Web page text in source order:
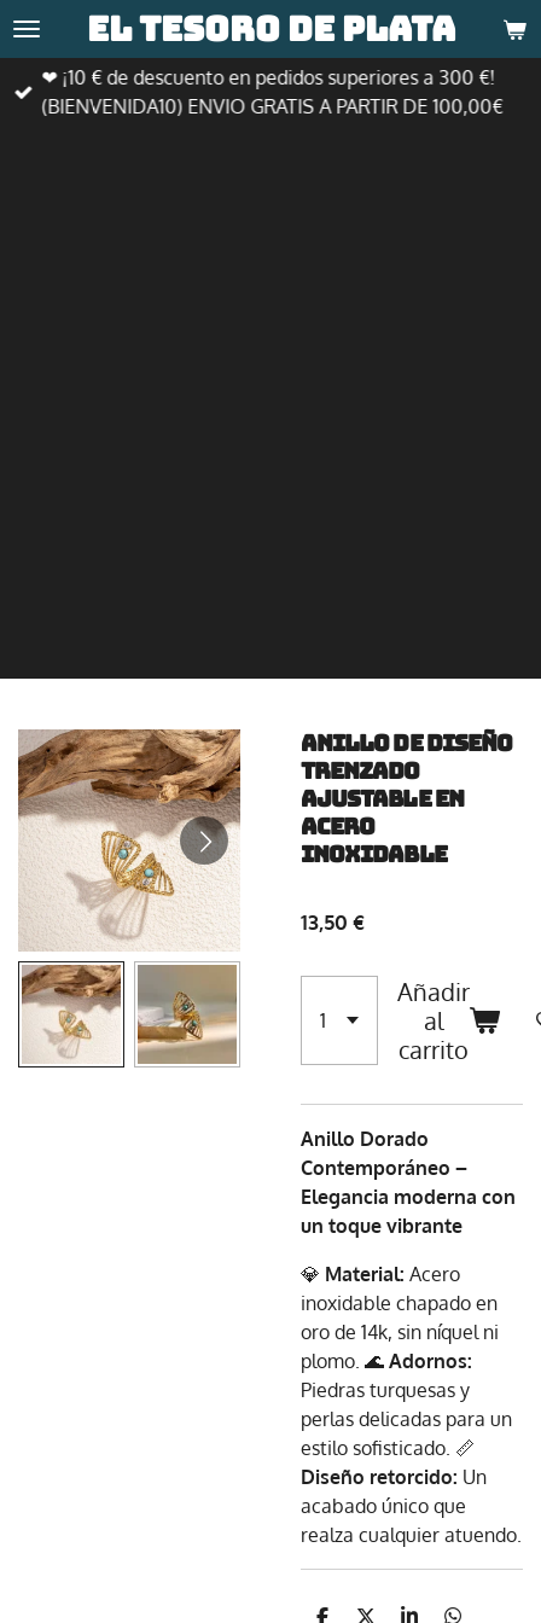
Ir
al
contenido
principal
El tesoro de plata
❤ ¡10 € de descuento en pedidos superiores a 300 €!
(BIENVENIDA10) ENVIO GRATIS A PARTIR DE 100,00€
Anillo de diseño
trenzado
ajustable en
acero
inoxidable
13,50 €
Añadir
al
carrito
Anillo Dorado
Contemporáneo –
Elegancia moderna con
un toque vibrante
💎 Material: Acero
inoxidable chapado en
oro de 14k, sin níquel ni
plomo. 🌊 Adornos:
Piedras turquesas y
perlas delicadas para un
estilo sofisticado. 📏
Diseño retorcido: Un
acabado único que
realza cualquier atuendo.